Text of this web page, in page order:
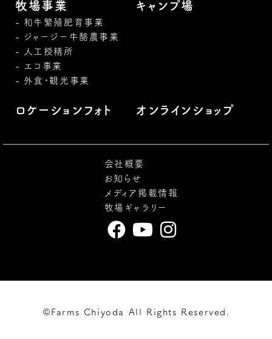
牧場事業
和牛繁殖肥育事業
ジャージー牛酪農事業
人工授精所
エコ事業
外食・観光事業
キャンプ場
ロケーションフォト オンラインショップ
会社概要
お知らせ
メディア掲載情報
牧場ギャラリー
©Farms Chiyoda All Rights Reserved.